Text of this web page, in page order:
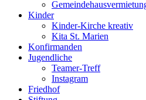
Kinder
Kinder-Kirche kreativ
Kita St. Marien
Konfirmanden
Jugendliche
Teamer-Treff
Instagram
Friedhof